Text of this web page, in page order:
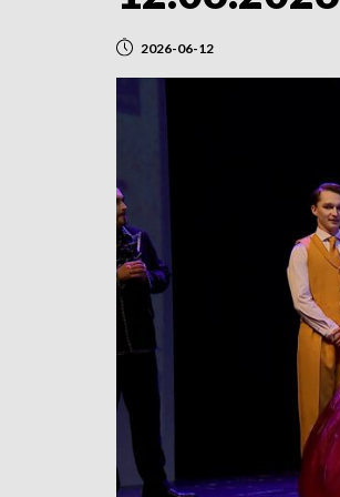
2026-06-12